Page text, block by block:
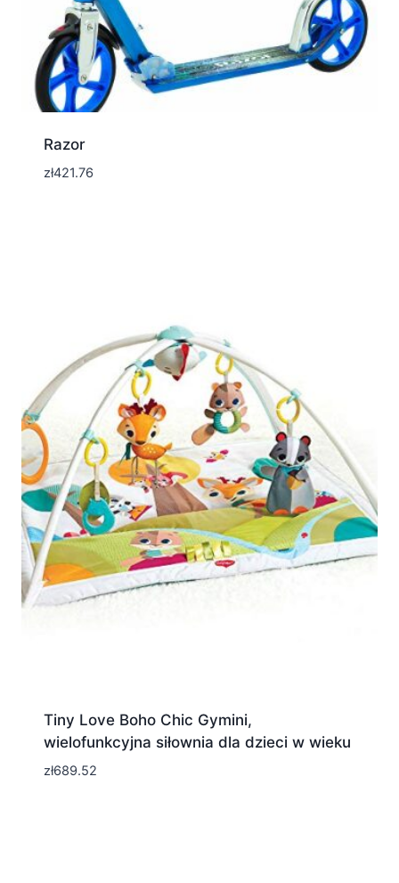
Razor
zł421.76
Tiny Love Boho Chic Gymini,
wielofunkcyjna siłownia dla dzieci w wieku
zł689.52